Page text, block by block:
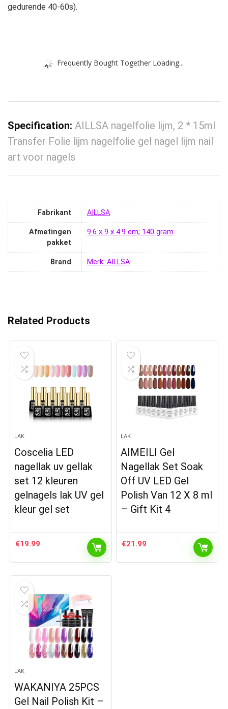
gedurende 40-60s).
Frequently Bought Together Loading...
Specification: AILLSA nagelfolie lijm, 2 * 15ml
Transfer Folie lijm nagelfolie gel nagel lijm nail
art voor nagels
Fabrikant ‎AILLSA
Afmetingen
pakket
‎9.6 x 9 x 4.9 cm; 140 gram
Brand Merk: AILLSA
Related Products
LAK
Coscelia LED
nagellak uv gellak
set 12 kleuren
gelnagels lak UV gel
kleur gel set
€19.99
LAK
AIMEILI Gel
Nagellak Set Soak
Off UV LED Gel
Polish Van 12 X 8 ml
– Gift Kit 4
€21.99
LAK
WAKANIYA 25PCS
Gel Nail Polish Kit –